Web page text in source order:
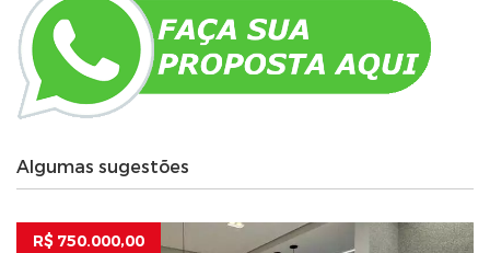
Algumas sugestões
R$ 750.000,00